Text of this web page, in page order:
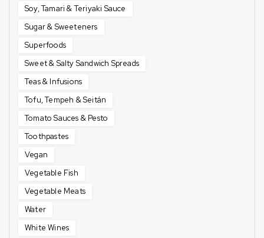
Soy, Tamari & Teriyaki Sauce
Sugar & Sweeteners
Superfoods
Sweet & Salty Sandwich Spreads
Teas & Infusions
Tofu, Tempeh & Seitán
Tomato Sauces & Pesto
Toothpastes
Vegan
Vegetable Fish
Vegetable Meats
Water
White Wines